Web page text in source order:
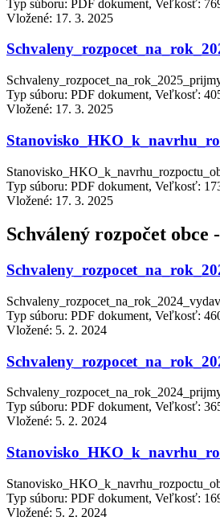
Typ súboru: PDF dokument, Veľkosť:
Vložené: 17. 3. 2025
Typ súboru: PDF dokument, Veľkosť:
Vložené: 17. 3. 2025
Typ súboru: PDF dokument, Veľkosť:
Vložené: 17. 3. 2025
Schválený rozpočet obce
Typ súboru: PDF dokument, Veľkosť:
Vložené: 5. 2. 2024
Typ súboru: PDF dokument, Veľkosť:
Vložené: 5. 2. 2024
Typ súboru: PDF dokument, Veľkosť:
Vložené: 5. 2. 2024